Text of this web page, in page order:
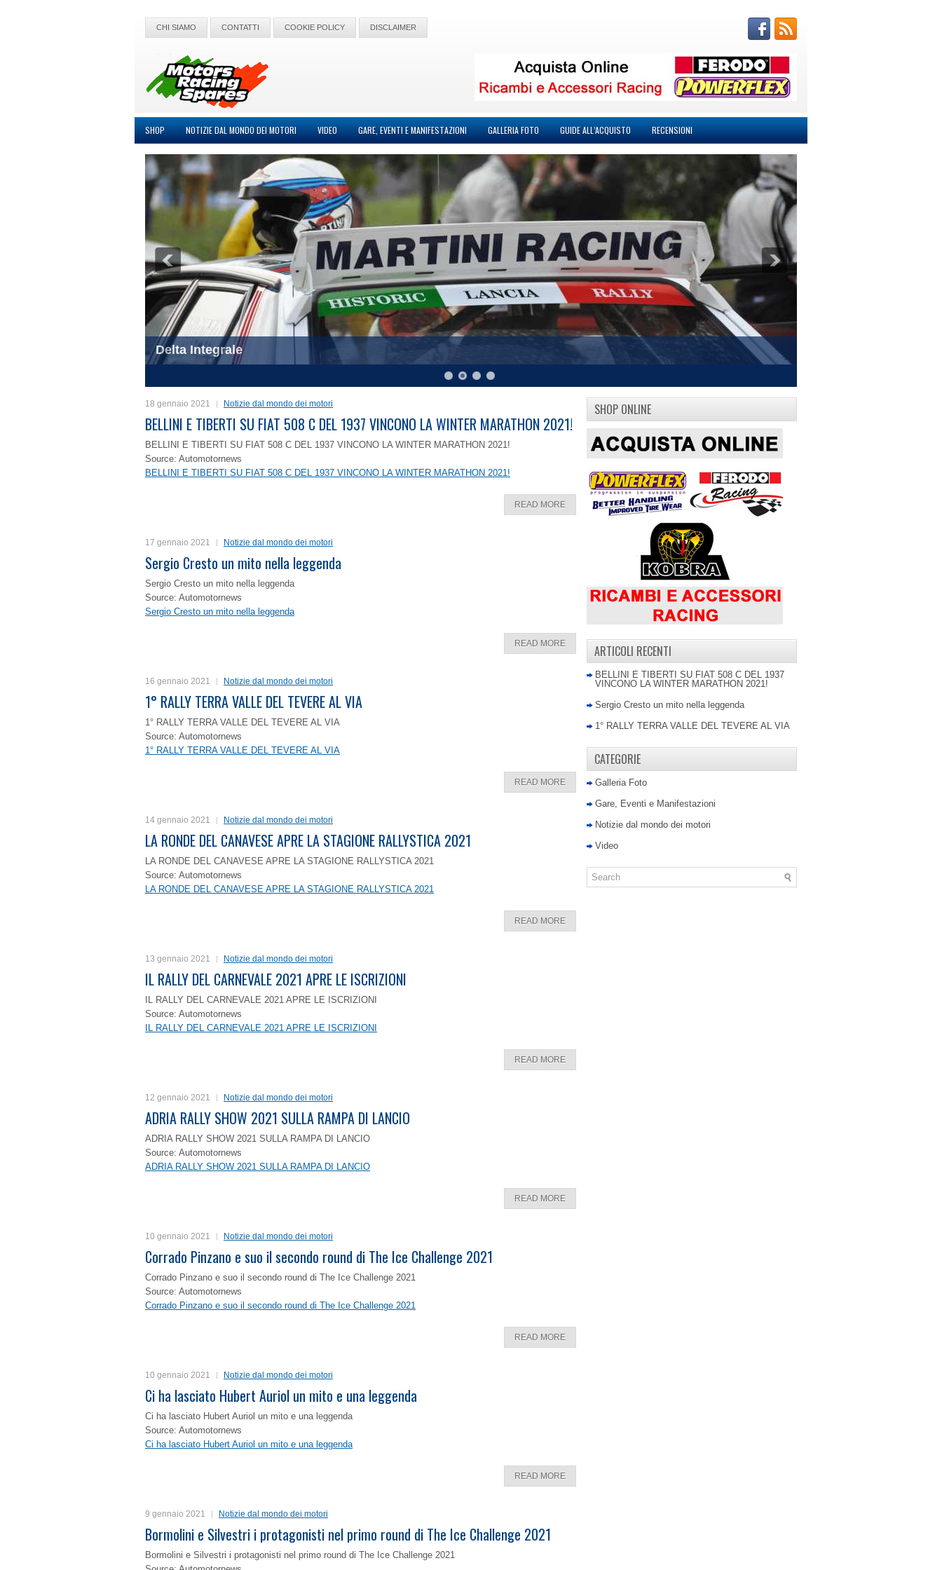
CHI SIAMO CONTATTI COOKIE POLICY DISCLAIMER
SHOP NOTIZIE DAL MONDO DEI MOTORI VIDEO GARE, EVENTI E MANIFESTAZIONI GALLERIA FOTO GUIDE ALL’ACQUISTO RECENSIONI
Delta Integrale
18 gennaio 2021 Notizie dal mondo dei motori
BELLINI E TIBERTI SU FIAT 508 C DEL 1937 VINCONO LA WINTER MARATHON 2021!
BELLINI E TIBERTI SU FIAT 508 C DEL 1937 VINCONO LA WINTER MARATHON 2021!
Source: Automotornews
BELLINI E TIBERTI SU FIAT 508 C DEL 1937 VINCONO LA WINTER MARATHON 2021!
READ MORE
17 gennaio 2021 Notizie dal mondo dei motori
Sergio Cresto un mito nella leggenda
Sergio Cresto un mito nella leggenda
Source: Automotornews
Sergio Cresto un mito nella leggenda
READ MORE
16 gennaio 2021 Notizie dal mondo dei motori
1° RALLY TERRA VALLE DEL TEVERE AL VIA
1° RALLY TERRA VALLE DEL TEVERE AL VIA
Source: Automotornews
1° RALLY TERRA VALLE DEL TEVERE AL VIA
READ MORE
14 gennaio 2021 Notizie dal mondo dei motori
LA RONDE DEL CANAVESE APRE LA STAGIONE RALLYSTICA 2021
LA RONDE DEL CANAVESE APRE LA STAGIONE RALLYSTICA 2021
Source: Automotornews
LA RONDE DEL CANAVESE APRE LA STAGIONE RALLYSTICA 2021
READ MORE
13 gennaio 2021 Notizie dal mondo dei motori
IL RALLY DEL CARNEVALE 2021 APRE LE ISCRIZIONI
IL RALLY DEL CARNEVALE 2021 APRE LE ISCRIZIONI
Source: Automotornews
IL RALLY DEL CARNEVALE 2021 APRE LE ISCRIZIONI
READ MORE
12 gennaio 2021 Notizie dal mondo dei motori
ADRIA RALLY SHOW 2021 SULLA RAMPA DI LANCIO
ADRIA RALLY SHOW 2021 SULLA RAMPA DI LANCIO
Source: Automotornews
ADRIA RALLY SHOW 2021 SULLA RAMPA DI LANCIO
READ MORE
10 gennaio 2021 Notizie dal mondo dei motori
Corrado Pinzano e suo il secondo round di The Ice Challenge 2021
Corrado Pinzano e suo il secondo round di The Ice Challenge 2021
Source: Automotornews
Corrado Pinzano e suo il secondo round di The Ice Challenge 2021
READ MORE
10 gennaio 2021 Notizie dal mondo dei motori
Ci ha lasciato Hubert Auriol un mito e una leggenda
Ci ha lasciato Hubert Auriol un mito e una leggenda
Source: Automotornews
Ci ha lasciato Hubert Auriol un mito e una leggenda
READ MORE
9 gennaio 2021 Notizie dal mondo dei motori
Bormolini e Silvestri i protagonisti nel primo round di The Ice Challenge 2021
Bormolini e Silvestri i protagonisti nel primo round di The Ice Challenge 2021
SHOP ONLINE
ARTICOLI RECENTI
BELLINI E TIBERTI SU FIAT 508 C DEL 1937
VINCONO LA WINTER MARATHON 2021!
Sergio Cresto un mito nella leggenda
1° RALLY TERRA VALLE DEL TEVERE AL VIA
CATEGORIE
Galleria Foto
Gare, Eventi e Manifestazioni
Notizie dal mondo dei motori
Video